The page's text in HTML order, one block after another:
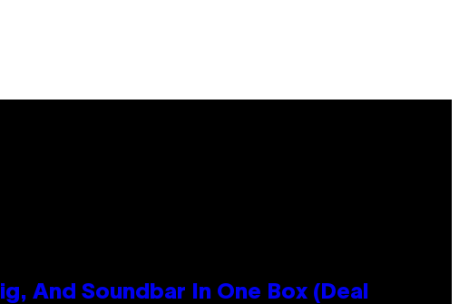
And Soundbar In One Box (Deal